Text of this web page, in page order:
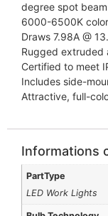
degree spot
6000-6500K
Draws 7.98A @
Rugged extruded
Certified to meet
Includes side-
Attractive, full-
Informations
PartType
LED Work Lights